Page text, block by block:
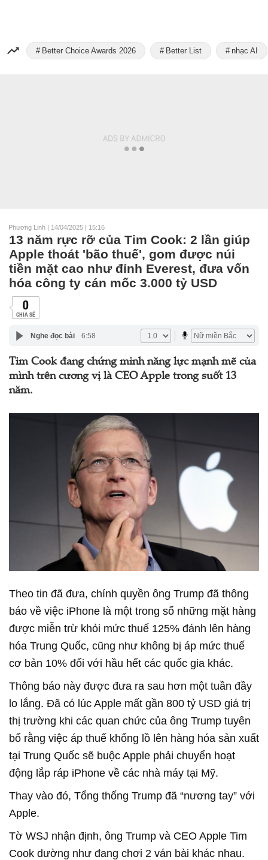
Better Choice Awards 2026 Better List nhạc AI
Phương Linh | 14/04/2025 | 15:16
13 năm rực rỡ của Tim Cook: 2 lần giúp
Apple thoát 'bão thuế', gom được núi
tiền mặt cao như đỉnh Everest, đưa vốn
hóa công ty cán mốc 3.000 tỷ USD
0
CHIA SẺ
Nghe đọc bài 6:58
Tim Cook đang chứng minh năng lực mạnh mẽ của
mình trên cương vị là CEO Apple trong suốt 13
năm.
Theo tin đã đưa, chính quyền ông Trump đã thông
báo về việc iPhone là một trong số những mặt hàng
được miễn trừ khỏi mức thuế 125% đánh lên hàng
hóa Trung Quốc, cũng như không bị áp mức thuế
cơ bản 10% đối với hầu hết các quốc gia khác.
Thông báo này được đưa ra sau hơn một tuần đầy
lo lắng. Đã có lúc Apple mất gần 800 tỷ USD giá trị
thị trường khi các quan chức của ông Trump tuyên
bố rằng việc áp thuế khổng lồ lên hàng hóa sản xuất
tại Trung Quốc sẽ buộc Apple phải chuyển hoạt
động lắp ráp iPhone về các nhà máy tại Mỹ.
Thay vào đó, Tổng thống Trump đã “nương tay” với
Apple.
Tờ WSJ nhận định, ông Trump và CEO Apple Tim
Cook dường như đang chơi 2 ván bài khác nhau.